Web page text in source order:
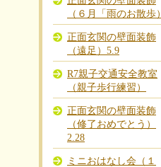
（６月「雨のお散歩）
正面玄関の壁面装飾
（遠足）5.9
R7親子交通安全教室
（親子歩行練習）
正面玄関の壁面装飾
（修了おめでとう）
2.28
ミニおはなし会（１